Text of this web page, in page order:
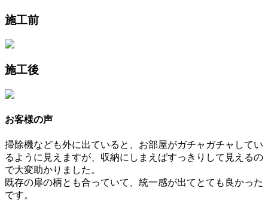
施工前
施工後
お客様の声
掃除機なども外に出ていると、お部屋がガチャガチャしてい
るように見えますが、収納にしまえばすっきりして見えるの
で大変助かりました。
既存の扉の柄とも合っていて、統一感が出てとても良かった
です。